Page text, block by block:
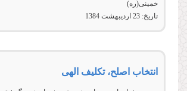
خمینی(ره)
تاریخ: 23 ارديبهشت 1384
انتخاب اصلح، تکلیف الهی